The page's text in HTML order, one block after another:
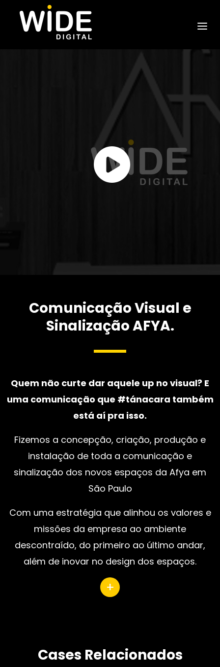
Comunicação Visual e
Sinalização AFYA.
Quem não curte dar aquele up no visual? E
uma comunicação que #tánacara também
está aí pra isso.
Fizemos a concepção, criação, produção e
instalação de toda a comunicação e
sinalização dos novos espaços da Afya em
São Paulo
Com uma estratégia que alinhou os valores e
missões da empresa ao ambiente
descontraído, do primeiro ao último andar,
além de inovar no design dos espaços.
+
Cases Relacionados